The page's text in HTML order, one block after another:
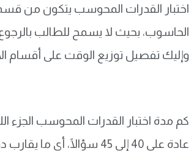
اختبار القدرات المحوسب يتكون من
الحاسوب، بحيث لا يسمح للطالب بالرجوع
وإليك تفصيل توزيع الوقت على أقسام
كم مدة اختبار القدرات المحوسب
عادة على 40 إلى 45 سؤالًا، أي ما يقارب دقيقة واحدة لكل سؤال.